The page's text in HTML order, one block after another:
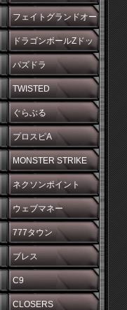
フェイトグランドオー
ダー
ドラゴンボールZドッ
カンバトル
パズドラ
TWISTED
WONDERLAND
ぐらぶる
プロスピA
MONSTER STRIKE
ネクソンポイント
ウェブマネー
777タウン
ブレス
C9
CLOSERS